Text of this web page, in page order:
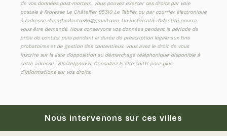
de vos données post-mortem. Vous pouvez exercer ces droits par voie
postale à l'adresse Le Châtellier 85310 Le Tablier ou par courrier électronique
à l'adresse dunarbralautre85@gmail.com. Un justificatif d'identité pourra
vous être demandé. Nous conservons vos données pendant la période de
prise de contact puis pendant la durée de prescription légale aux fins
probatoires et de gestion des contentieux. Vous avez le droit de vous
inscrire sur la liste d'opposition au démarchage téléphonique, disponible à
cette adresse : Bloctel.gouv.fr. Consultez le site cnil.fr pour plus
d’informations sur vos droits.
Nous intervenons sur ces villes